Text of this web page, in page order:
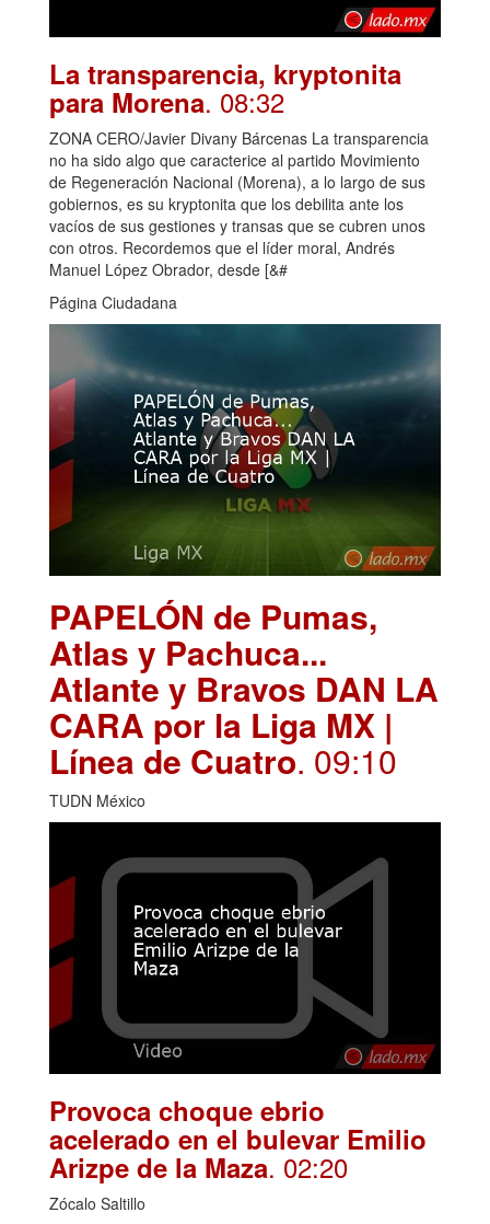
La transparencia, kryptonita
para Morena. 08:32
ZONA CERO/Javier Divany Bárcenas La transparencia
no ha sido algo que caracterice al partido Movimiento
de Regeneración Nacional (Morena), a lo largo de sus
gobiernos, es su kryptonita que los debilita ante los
vacíos de sus gestiones y transas que se cubren unos
con otros. Recordemos que el líder moral, Andrés
Manuel López Obrador, desde [&#
Página Ciudadana
PAPELÓN de Pumas,
Atlas y Pachuca...
Atlante y Bravos DAN LA
CARA por la Liga MX |
Línea de Cuatro. 09:10
TUDN México
Provoca choque ebrio
acelerado en el bulevar Emilio
Arizpe de la Maza. 02:20
Zócalo Saltillo